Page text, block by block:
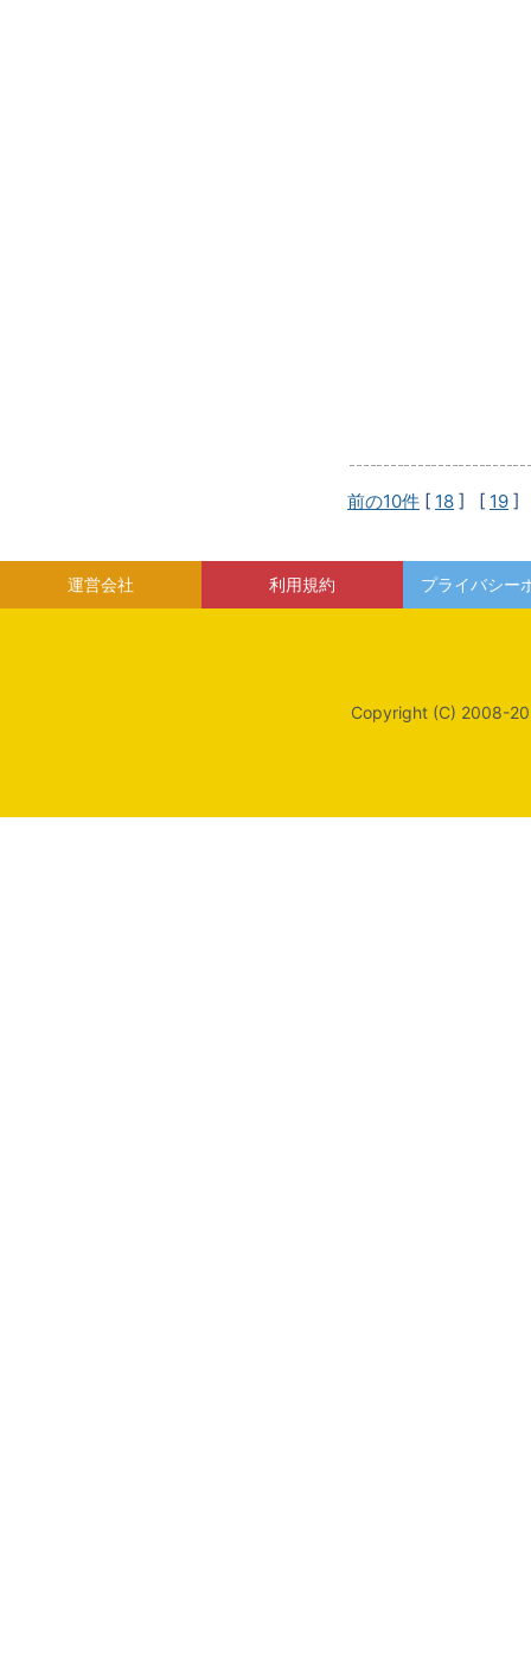
前の10件 [ 18 ] [ 19 ]
運営会社 利用規約 プライバシー
Copyright (C) 2008-